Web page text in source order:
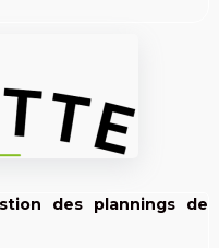
des plannings de